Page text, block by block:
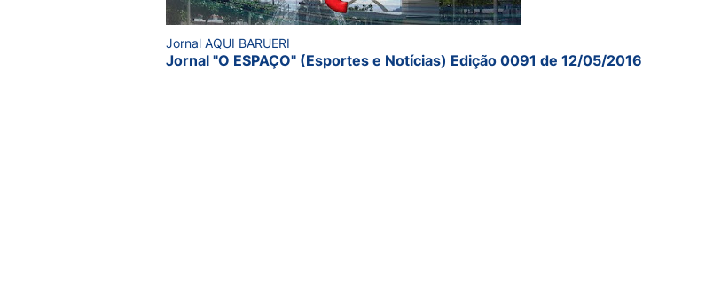
Jornal AQUI BARUERI
Jornal "O ESPAÇO" (Esportes e Notícias) Edição 0091 de 12/05/2016